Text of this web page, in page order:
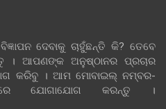
ଦେବାକୁ ଚାହୁଁଛନ୍ତି କି? ତେବେ
ଆପଣଙ୍କ ଅନୁଷ୍ଠାନର ପ୍ରଚାର
କରିବୁ । ଆମ ମୋବାଇଲ୍ ନମ୍ବର-
ଯୋଗାଯୋଗ କରନ୍ତୁ ।